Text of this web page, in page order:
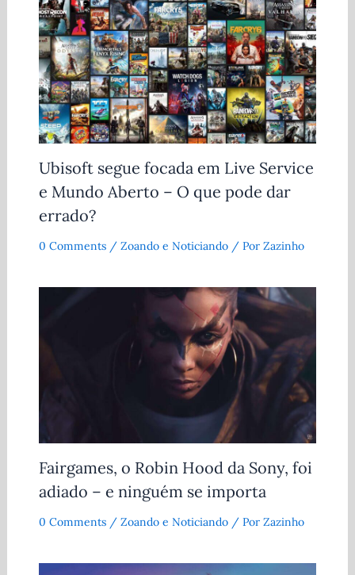
Ubisoft segue focada em Live Service
e Mundo Aberto – O que pode dar
errado?
0 Comments / Zoando e Noticiando/ Por Zazinho
Fairgames, o Robin Hood da Sony, foi
adiado – e ninguém se importa
0 Comments / Zoando e Noticiando/ Por Zazinho